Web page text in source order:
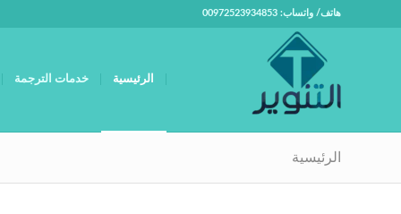
هاتف/ واتساب: 00972523934853
الرئيسية خدمات الترجمة
الرئيسية